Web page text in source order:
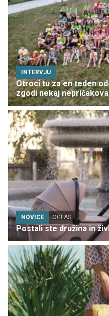
INTERVJU
Otroci tu za en teden
zgodi nekaj
NOVICE OGLAS
Postali ste družina in